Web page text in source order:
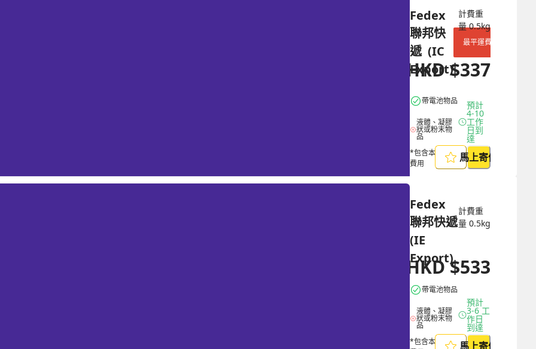
Fedex
聯邦快
遞  (IC
Export)
最平運費
帶電池物品
液體、凝膠
狀或粉末物
品
*包含本地取件
費用
計費重
量 0.5kg
HKD$337
預計
4-10
工作
日到
達
馬上寄件
Fedex
聯邦快遞
(IE
Export)
帶電池物品
液體、凝膠
狀或粉末物
品
*包含本地取件
計費重
量 0.5kg
HKD$533
預計
3-6 工
作日
到達
馬上寄件